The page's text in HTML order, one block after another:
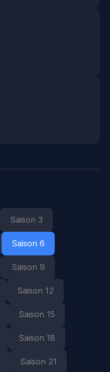
Saison 3
Saison 6
Saison 9
Saison 12
Saison 15
Saison 18
Saison 21